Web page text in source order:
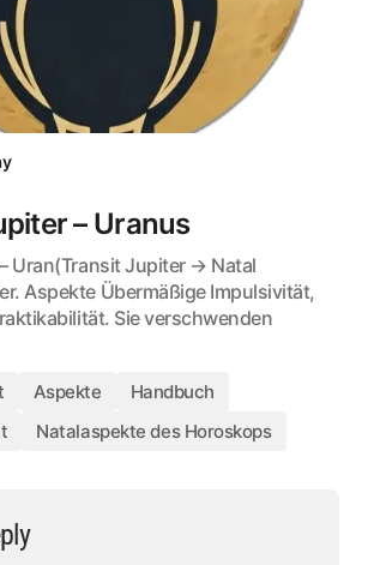
– Uranus
Uran(Transit Jupiter → Natal
Aspekte Übermäßige Impulsivität,
Sie verschwenden
Aspekte
Handbuch
Natalaspekte des Horoskops